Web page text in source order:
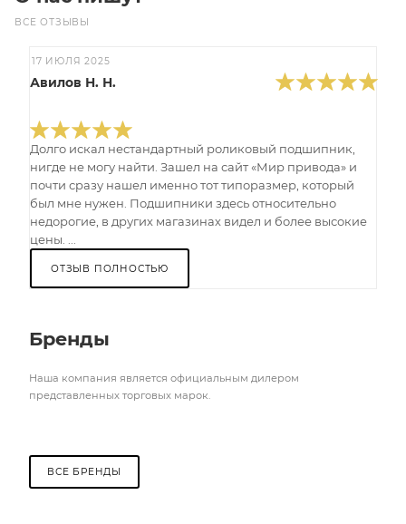
ВСЕ ОТЗЫВЫ
17 ИЮЛЯ 2025
Авилов Н. Н.
Долго искал нестандартный роликовый подшипник,
нигде не могу найти. Зашел на сайт «Мир привода» и
почти сразу нашел именно тот типоразмер, который
был мне нужен. Подшипники здесь относительно
недорогие, в других магазинах видел и более высокие
цены. ...
ОТЗЫВ ПОЛНОСТЬЮ
Бренды
Наша компания является официальным дилером
представленных торговых марок.
ВСЕ БРЕНДЫ